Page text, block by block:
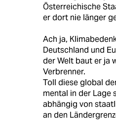
Österreichische
er dort nie länger
Ach ja,
Deutschland und
der Welt baut er ja
Verbrenner.
Toll diese global
mental in der Lage
abhängig von
an den